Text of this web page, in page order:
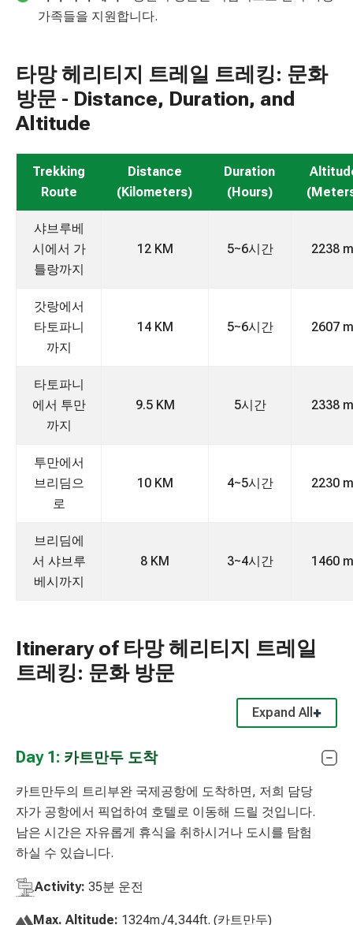
가족들을 지원합니다.
타망 헤리티지 트레일 트레킹: 문화
방문 - Distance, Duration, and
Altitude
Trekking
Route
Distance
(Kilometers)
Duration
(Hours)
샤브루베
시에서 가
틀랑까지
12 KM 5~6시간 2238
갓랑에서
타토파니
까지
14 KM 5~6시간 2607
타토파니
에서 투만
까지
9.5 KM 5시간 2338
투만에서
브리딤으
로
10 KM 4~5시간 2230
브리딤에
서 샤브루
베시까지
8 KM 3~4시간 1460
Itinerary of 타망 헤리티지 트레일
트레킹: 문화 방문
Expand All
Day 1: 카트만두 도착
카트만두의 트리부완 국제공항에 도착하면, 저희 담당
자가 공항에서 픽업하여 호텔로 이동해 드릴 것입니다.
남은 시간은 자유롭게 휴식을 취하시거나 도시를 탐험
하실 수 있습니다.
Activity: 35분 운전
Max. Altitude: 1324m./4,344ft. (카트만두)